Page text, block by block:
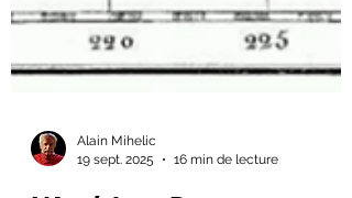
19 sept. 2025
16 min de lecture